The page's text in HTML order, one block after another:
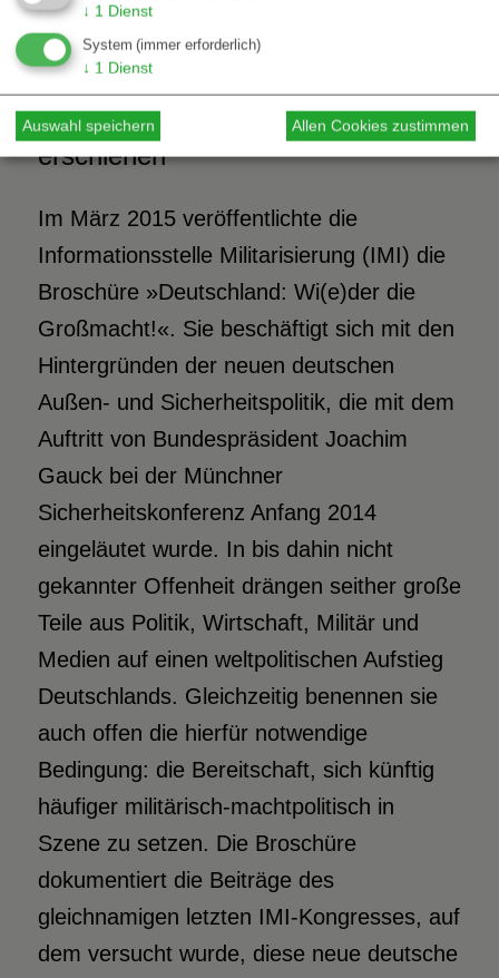
Deutschland: Wi(e)der
die Großmacht!
IMI-Broschüre zum Kongress
erschienen
Im März 2015 veröffentlichte die
Informationsstelle Militarisierung (IMI) die
Broschüre »Deutschland: Wi(e)der die
Großmacht!«. Sie beschäftigt sich mit den
Hintergründen der neuen deutschen
Außen- und Sicherheitspolitik, die mit dem
Auftritt von Bundespräsident Joachim
Gauck bei der Münchner
Sicherheitskonferenz Anfang 2014
eingeläutet wurde. In bis dahin nicht
gekannter Offenheit drängen seither große
Teile aus Politik, Wirtschaft, Militär und
Medien auf einen weltpolitischen Aufstieg
Deutschlands. Gleichzeitig benennen sie
auch offen die hierfür notwendige
Bedingung: die Bereitschaft, sich künftig
häufiger militärisch-machtpolitisch in
Szene zu setzen. Die Broschüre
dokumentiert die Beiträge des
gleichnamigen letzten IMI-Kongresses, auf
dem versucht wurde, diese neue deutsche
↓ 1 Dienst
System (immer erforderlich)
↓ 1 Dienst
Auswahl speichern Allen Cookies zustimmen